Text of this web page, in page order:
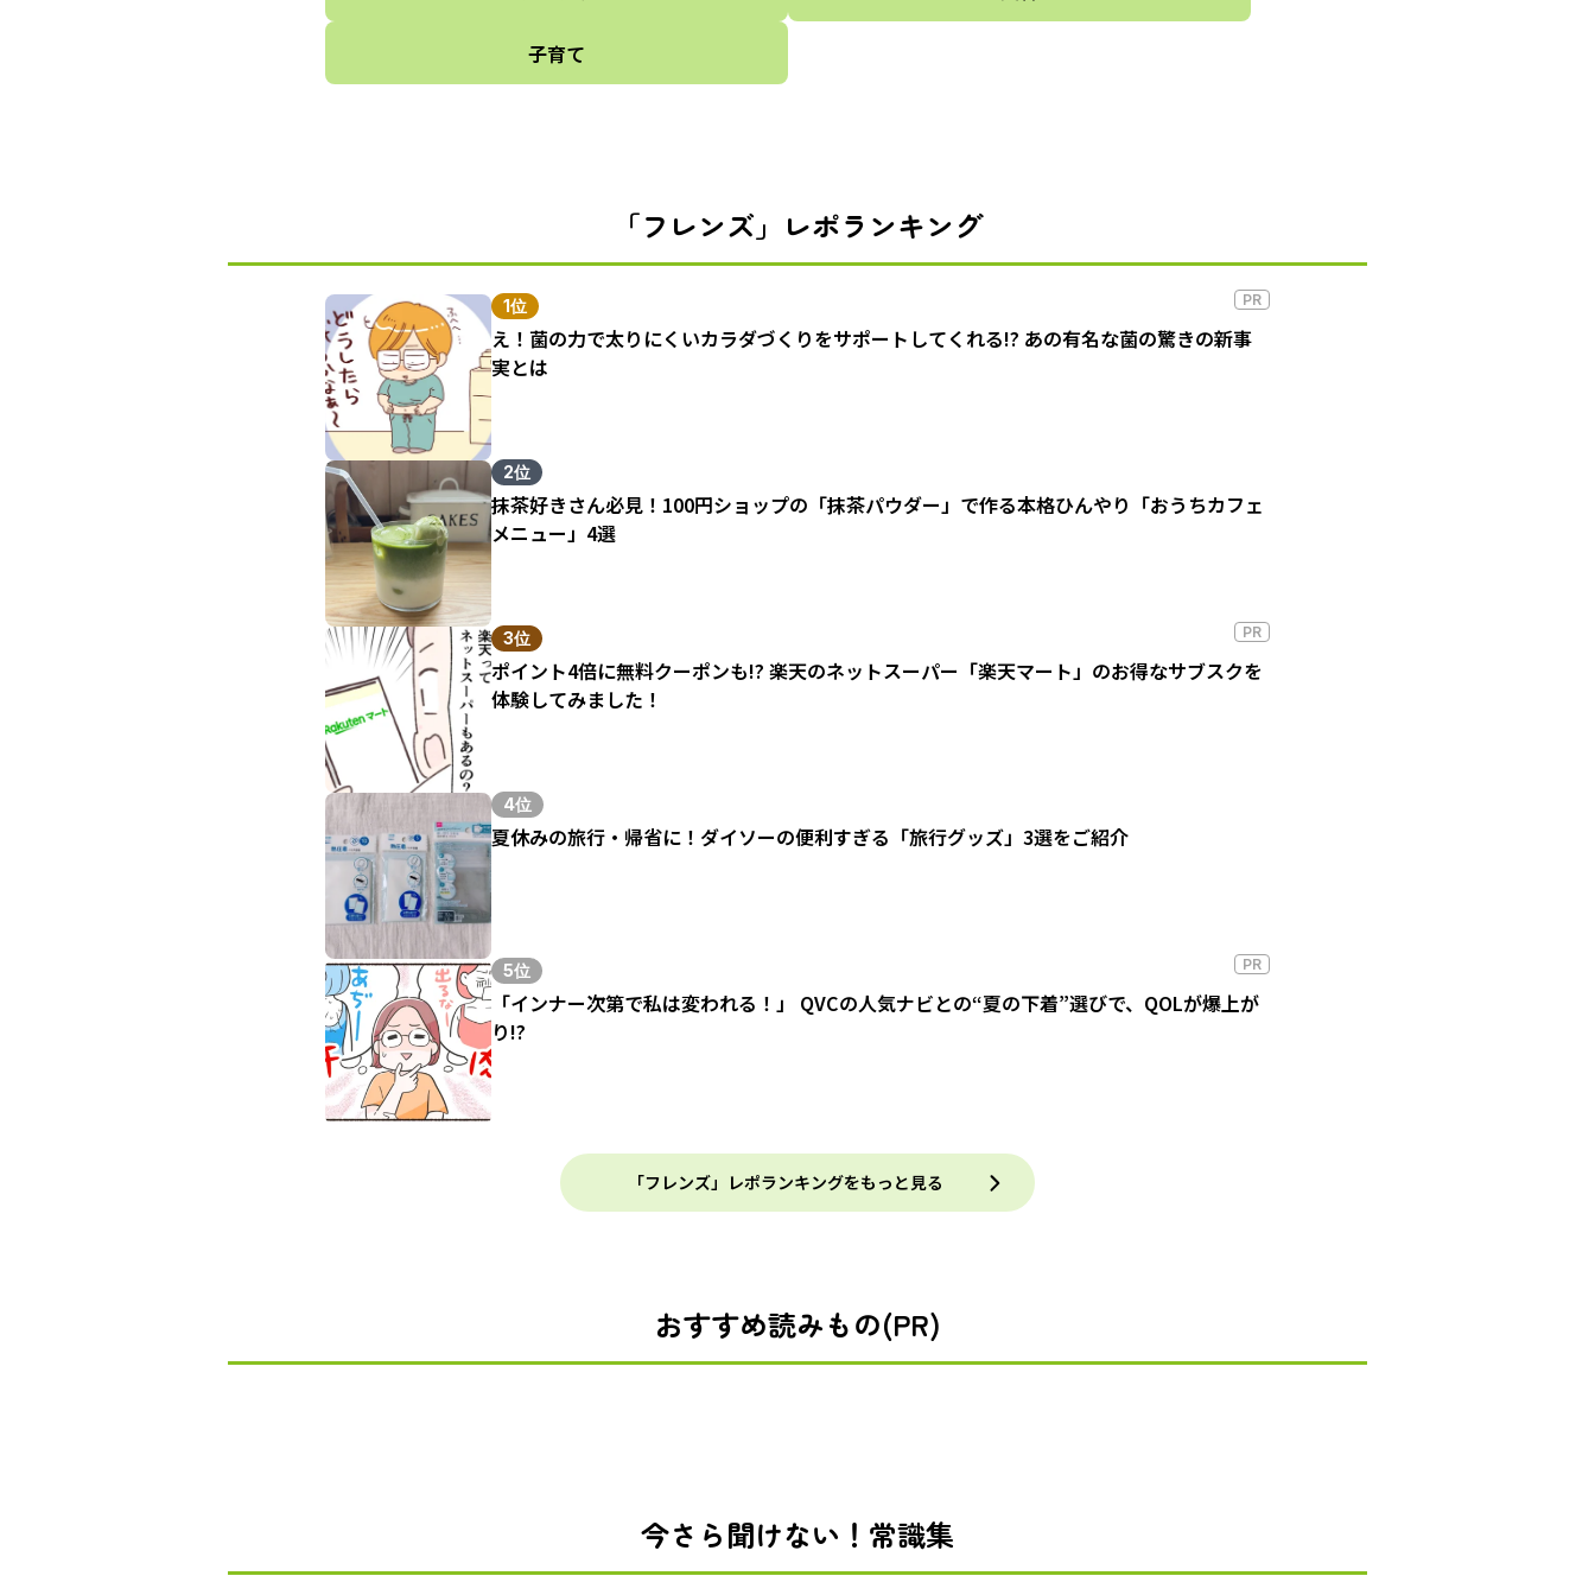
子育て
「フレンズ」レポランキング
1位 PR
え！菌の力で太りにくいカラダづくりをサポートしてくれる!? あの有名な菌の驚きの新事
実とは
2位
抹茶好きさん必見！100円ショップの「抹茶パウダー」で作る本格ひんやり「おうちカフェ
メニュー」4選
3位 PR
ポイント4倍に無料クーポンも!? 楽天のネットスーパー「楽天マート」のお得なサブスクを
体験してみました！
4位
夏休みの旅行・帰省に！ダイソーの便利すぎる「旅行グッズ」3選をご紹介
5位 PR
「インナー次第で私は変われる！」 QVCの人気ナビとの“夏の下着”選びで、QOLが爆上が
り!?
「フレンズ」レポランキングをもっと見る
おすすめ読みもの(PR)
今さら聞けない！常識集